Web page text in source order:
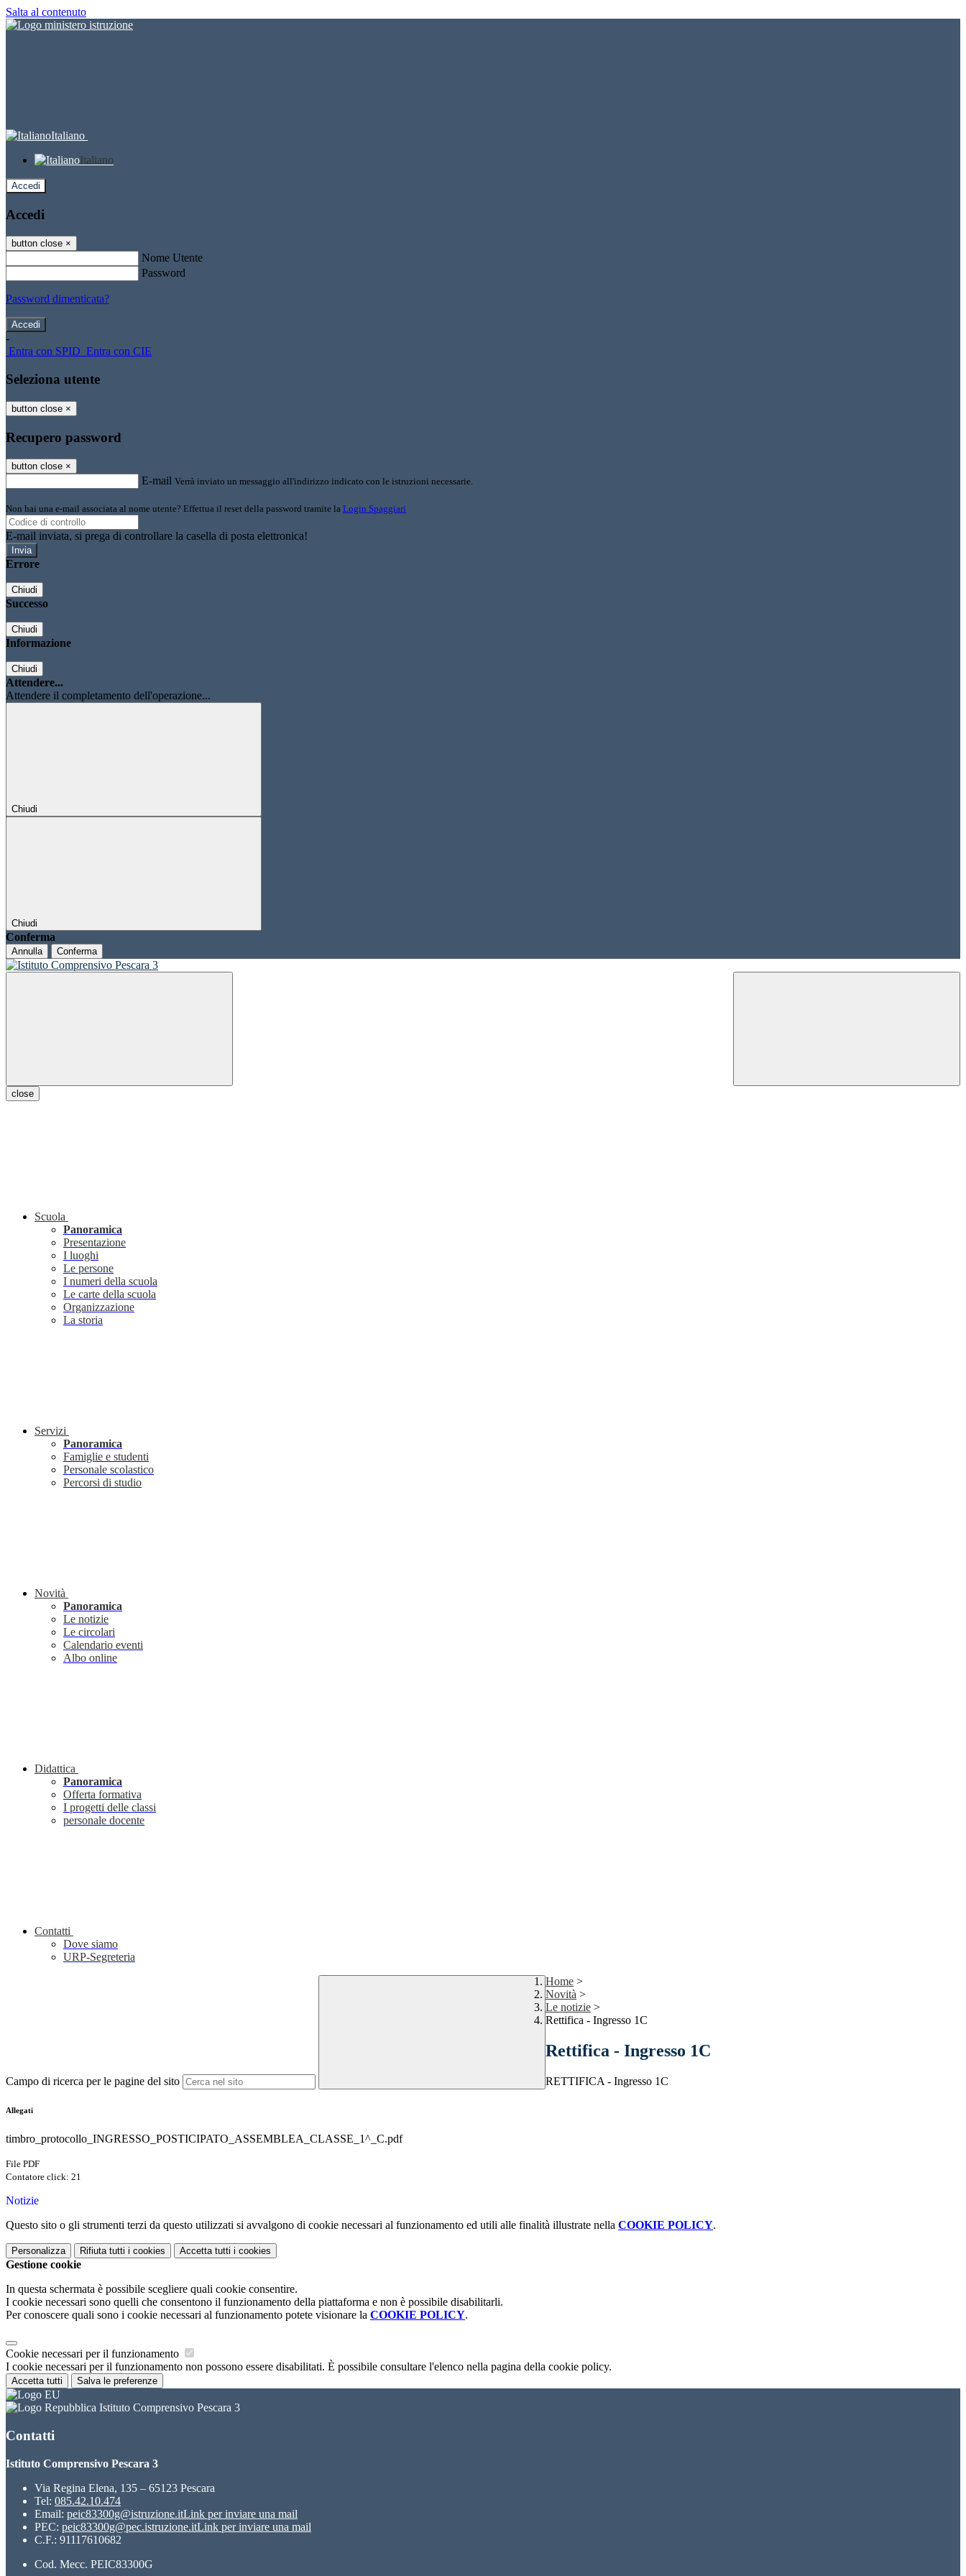
Salta al contenuto
Italiano
Italiano
Accedi
Accedi
button close ×
Nome Utente
Password
Password dimenticata?
-
Entra con SPID Entra con CIE
Seleziona utente
button close ×
Recupero password
button close ×
E-mail Verrà inviato un messaggio all'indirizzo indicato con le istruzioni necessarie.
Non hai una e-mail associata al nome utente? Effettua il reset della password tramite la Login Spaggiari
E-mail inviata, si prega di controllare la casella di posta elettronica!
Errore
Chiudi
Successo
Chiudi
Informazione
Chiudi
Attendere...
Attendere il completamento dell'operazione...
Chiudi
Chiudi
Conferma
Annulla Conferma
close
Scuola
Panoramica
Presentazione
I luoghi
Le persone
I numeri della scuola
Le carte della scuola
Organizzazione
La storia
Servizi
Panoramica
Famiglie e studenti
Personale scolastico
Percorsi di studio
Novità
Panoramica
Le notizie
Le circolari
Calendario eventi
Albo online
Didattica
Panoramica
Offerta formativa
I progetti delle classi
personale docente
Contatti
Dove siamo
URP-Segreteria
Campo di ricerca per le pagine del sito
Home >
Novità >
Le notizie >
Rettifica - Ingresso 1C
Rettifica - Ingresso 1C
RETTIFICA - Ingresso 1C
Allegati
timbro_protocollo_INGRESSO_POSTICIPATO_ASSEMBLEA_CLASSE_1^_C.pdf
File PDF
Contatore click: 21
Notizie
Questo sito o gli strumenti terzi da questo utilizzati si avvalgono di cookie necessari al funzionamento ed utili alle finalità illustrate nella COOKIE POLICY.
Personalizza Rifiuta tutti i cookies Accetta tutti i cookies
Gestione cookie
In questa schermata è possibile scegliere quali cookie consentire.
I cookie necessari sono quelli che consentono il funzionamento della piattaforma e non è possibile disabilitarli.
Per conoscere quali sono i cookie necessari al funzionamento potete visionare la COOKIE POLICY.
Cookie necessari per il funzionamento
I cookie necessari per il funzionamento non possono essere disabilitati. È possibile consultare l'elenco nella pagina della cookie policy.
Accetta tutti Salva le preferenze
Istituto Comprensivo Pescara 3
Contatti
Istituto Comprensivo Pescara 3
Via Regina Elena, 135 – 65123 Pescara
Tel: 085.42.10.474
Email: peic83300g@istruzione.itLink per inviare una mail
PEC: peic83300g@pec.istruzione.itLink per inviare una mail
C.F.: 91117610682
Cod. Mecc. PEIC83300G